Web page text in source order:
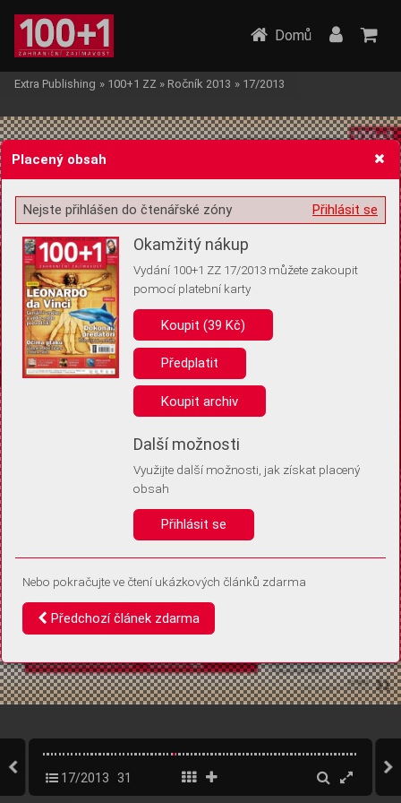
Žádost o souhlas s ukládáním volitelných informací
Pro základní fungování webu nepotřebujeme ukládat žádné informace
(tzv. cookies apod.). Rádi bychom vás ale požádali o souhlas s
uložením volitelných informací:
Anonymní unikátní ID
Díky němu příště poznáme, že se jedná o stejné zařízení, a
Identifikátor je zcela anonymní.
Vaše souhlasy a odmítnutí si ukládáme do vašeho zařízení, abychom se
vás už příště znovu neptali. Můžete je kdykoli později upravit ve Správě
Domů
Extra Publishing » 100+1 ZZ » Ročník 2013 » 17/2013
17/2013 31
Placený obsah
Přihlásit se
Nejste přihlášen do čtenářské zóny
Okamžitý nákup
Vydání 100+1 ZZ 17/2013 můžete zakoupit
pomocí platební karty
Koupit (39 Kč)
Předplatit
Koupit archiv
Další možnosti
Využijte další možnosti, jak získat placený
obsah
Přihlásit se
Nebo pokračujte ve čtení ukázkových článků zdarma
Předchozí článek zdarma